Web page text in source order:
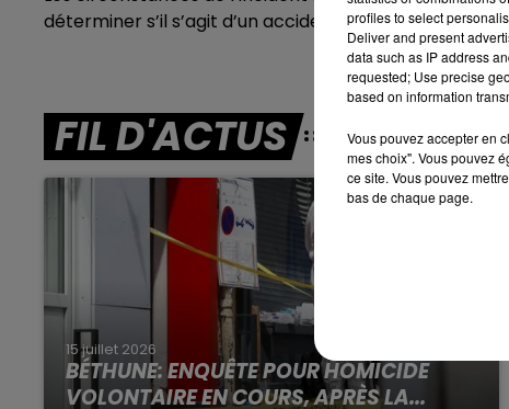
7h00 - 10h00
DEBOUT C'EST L'HEURE
déterminer s’il s’agit d’un accident domestique.
FIL D'ACTUS
15 juillet 2026
BÉTHUNE: ENQUÊTE POUR HOMICIDE
VOLONTAIRE EN COURS, APRÈS LA...
profiles to select
Deliver and present
data such as IP address
requested; Use precise
based on information
Vous pouvez accepter en
mes choix". Vous pouvez
ce site. Vous pouvez
bas de chaque page.